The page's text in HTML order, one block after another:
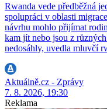
Rwanda vede předběžná
spolupráci v oblasti
návrhu mohlo přijímat
kam jít nebo jsou z
nedosáhly, uvedla mluvčí
Aktuálně.cz - Zprávy
7. 8. 2026, 19:30
Reklama